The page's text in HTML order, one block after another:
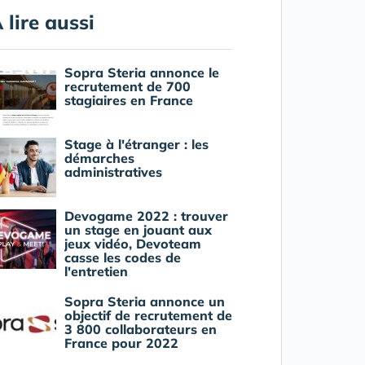
lire aussi
Sopra Steria annonce le
recrutement de 700
stagiaires en France
Stage à l'étranger : les
démarches
administratives
Devogame 2022 : trouver
un stage en jouant aux
jeux vidéo, Devoteam
casse les codes de
l'entretien
Sopra Steria annonce un
objectif de recrutement de
3 800 collaborateurs en
France pour 2022